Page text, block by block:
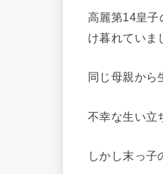
高麗第14皇子
け暮れていま
同じ母親から
不幸な生い立
しかし末っ子